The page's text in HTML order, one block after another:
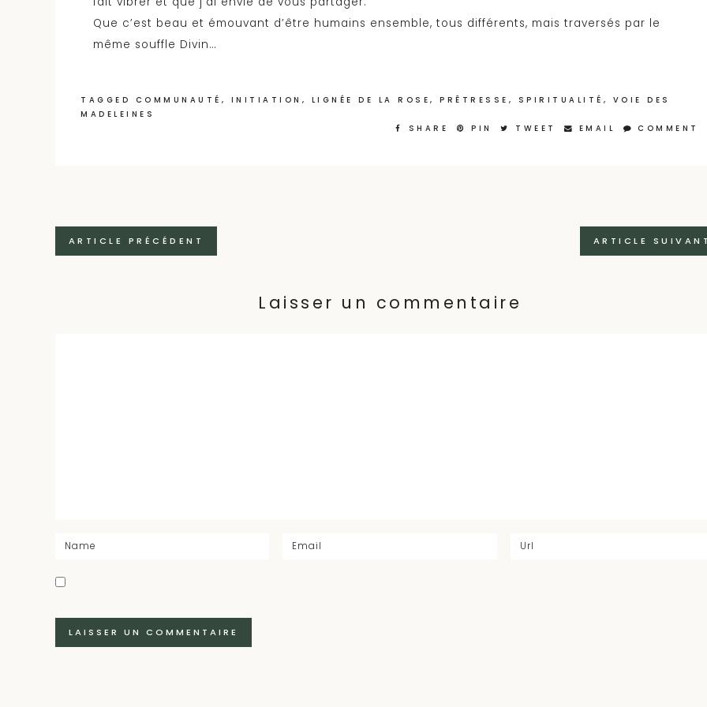
Que c’est beau et émouvant d’être humains ensemble, tous différents, mais traversés par le
même souffle Divin…
TAGGED COMMUNAUTÉ , INITIATION , LIGNÉE DE LA ROSE,PRÊTRESSE , SPIRITUALITÉ , VOIE DES
MADELEINES
SHARE
PIN TWEET EMAIL COMMENT
Navigation
ARTICLE PRÉCÉDENT ARTICLE
Laisser un commentaire